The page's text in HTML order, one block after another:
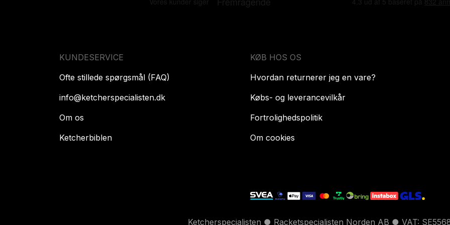
KUNDESERVICE
Ofte stillede spørgsmål (FAQ)
info@ketcherspecialisten.dk
Om os
Ketcherbiblen
KØB HOS OS
Hvordan returnerer jeg en vare?
Købs- og leverancevilkår
Fortrolighedspolitik
Om cookies
Ketcherspecialisten ● Racketspecialisten Norden AB ● VAT: